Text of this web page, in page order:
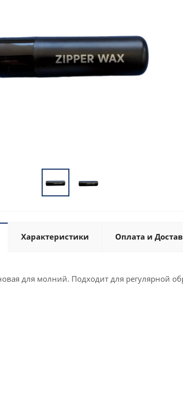
Характеристики Оплата и
для молний. Подходит для регулярной